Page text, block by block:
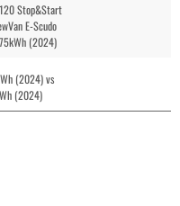
Stop&Start
E-Scudo
(2024)
(2024) vs
(2024)